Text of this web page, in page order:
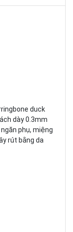
duck
dày 0.3mm
phụ, miệng
rút bằng da